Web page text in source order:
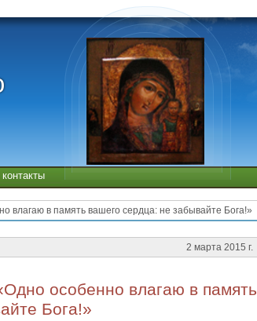
контакты
в память вашего сердца: не забывайте Бога!»
2 марта 2015 г.
особенно влагаю в память
Бога!»